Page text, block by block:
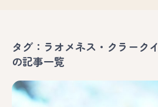
タグ：ラオメネス・クラークイ
の記事一覧